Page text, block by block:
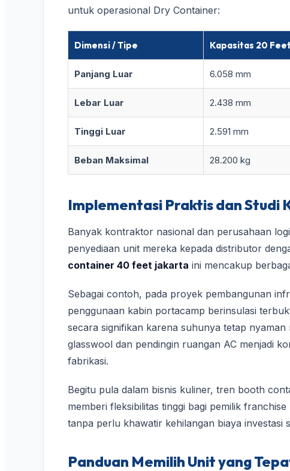
untuk operasional Dry Container:
Dimensi / Tipe Kapasitas 20 Feet
Panjang Luar 6.058 mm
Lebar Luar 2.438 mm
Tinggi Luar 2.591 mm
Beban Maksimal 28.200 kg
Implementasi Praktis dan Studi
Banyak kontraktor nasional dan perusahaan
penyediaan unit mereka kepada distributor
container 40 feet jakarta ini mencakup
Sebagai contoh, pada proyek pembangunan
penggunaan kabin portacamp berinsulasi
secara signifikan karena suhunya tetap
glasswool dan pendingin ruangan AC menjadi
fabrikasi.
Begitu pula dalam bisnis kuliner, tren booth
memberi fleksibilitas tinggi bagi pemilik
tanpa perlu khawatir kehilangan biaya investasi
Panduan Memilih Unit yang